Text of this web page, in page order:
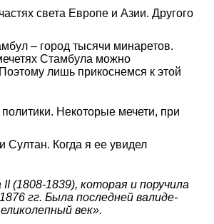
света Европе и Азии. Другого
– город тысячи минаретов.
Стамбула можно
лишь прикоснемся к этой
Некоторые мечети, при
Султан. Когда я ее увидел
1839), которая и поручила
гг. Была последней валиде-
век».